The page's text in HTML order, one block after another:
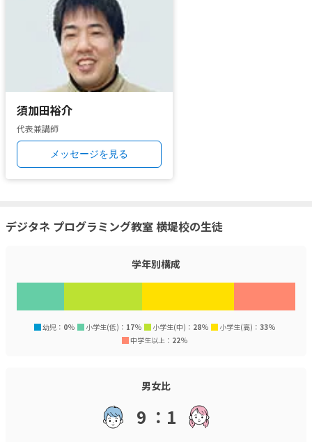
須加田裕介
代表兼講師
メッセージを見る
デジタネ プログラミング教室 横堤校の生徒
学年別構成
幼児： 0% 小学生(低)： 17% 小学生(中)： 28% 小学生(高)： 33%
中学生以上： 22%
男女比
9 ：1